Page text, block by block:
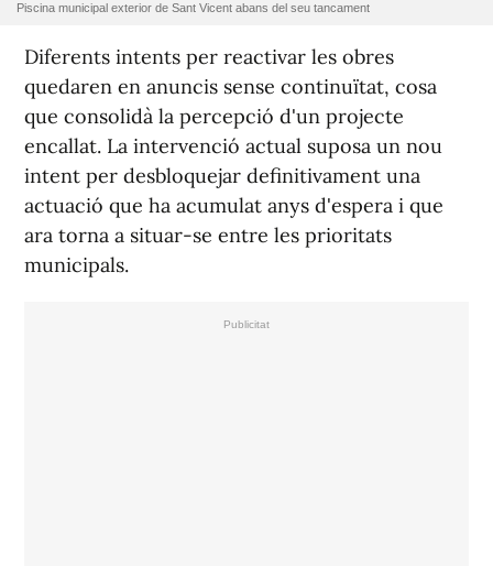
Piscina municipal exterior de Sant Vicent abans del seu tancament
Diferents intents per reactivar les obres
quedaren en anuncis sense continuïtat, cosa
que consolidà la percepció d'un projecte
encallat. La intervenció actual suposa un nou
intent per desbloquejar definitivament una
actuació que ha acumulat anys d'espera i que
ara torna a situar-se entre les prioritats
municipals.